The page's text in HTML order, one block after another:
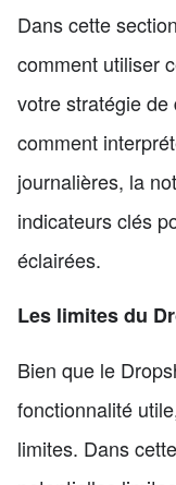
Dans cette
comment utiliser
votre stratégie de
comment
journalières, la
indicateurs clés
éclairées.
Les limites du
Bien que le
fonctionnalité
limites. Dans